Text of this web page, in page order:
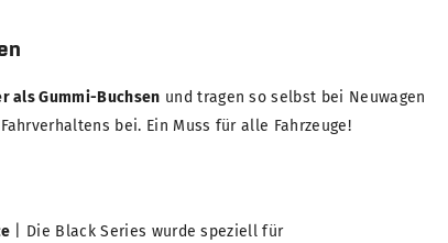
als Gummi-Buchsen und tragen so selbst bei Neuwagen
bei. Ein Muss für alle Fahrzeuge!
| Die Black Series wurde speziell für